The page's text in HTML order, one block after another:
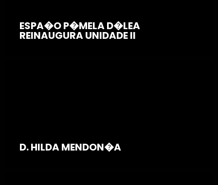
ESPA�O P�MELA D�LEA
REINAUGURA UNIDADE II
D. HILDA MENDON�A